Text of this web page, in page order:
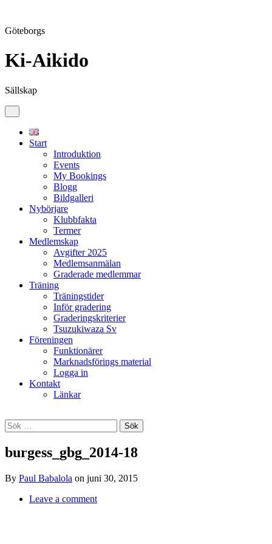
Göteborgs
Ki-Aikido
Sällskap
Skip
content
Start
Introduktion
Events
My Bookings
Blogg
Bildgalleri
Nybörjare
Klubbfakta
Termer
Medlemskap
Avgifter 2025
Medlemsanmälan
Graderade medlemmar
Träning
Träningstider
Inför gradering
Graderingskriterier
Tsuzukiwaza Sv
Föreningen
Funktionärer
Marknadsförings material
Logga in
Kontakt
Länkar
Sök
efter:
burgess_gbg_2014-18
By Paul Babalola on juni 30, 2015
Leave a comment